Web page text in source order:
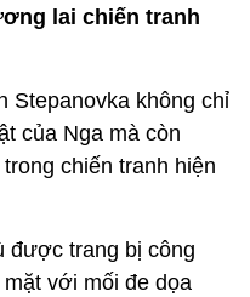
lai chiến tranh
Stepanovka không chỉ
của Nga mà còn
chiến tranh hiện
được trang bị công
với mối đe dọa